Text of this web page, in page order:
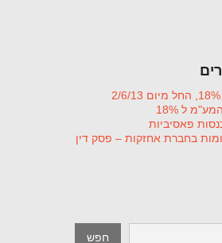
ל 18%
פאסיביות
בחברת אחזקות – פסק דין